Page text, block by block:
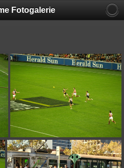
Fotogalerie